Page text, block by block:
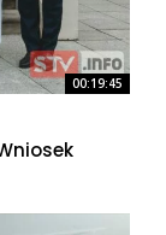
00:19:45